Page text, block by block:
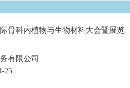
骨科内植物与生物材料大会暨展览
有限公司
25